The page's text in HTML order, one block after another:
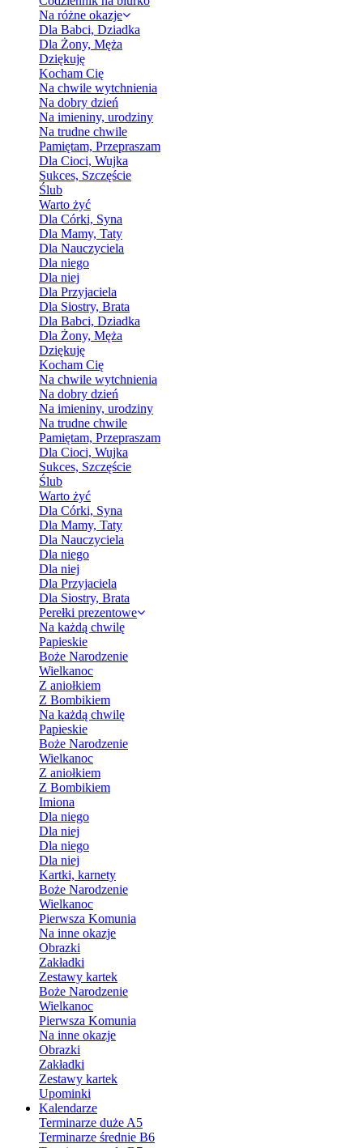
Na różne okazje
Dla Babci, Dziadka
Dla Żony, Męża
Dziękuję
Kocham Cię
Na chwile wytchnienia
Na dobry dzień
Na imieniny, urodziny
Na trudne chwile
Pamiętam, Przepraszam
Dla Cioci, Wujka
Sukces, Szczęście
Ślub
Warto żyć
Dla Córki, Syna
Dla Mamy, Taty
Dla Nauczyciela
Dla niego
Dla niej
Dla Przyjaciela
Dla Siostry, Brata
Dla Babci, Dziadka
Dla Żony, Męża
Dziękuję
Kocham Cię
Na chwile wytchnienia
Na dobry dzień
Na imieniny, urodziny
Na trudne chwile
Pamiętam, Przepraszam
Dla Cioci, Wujka
Sukces, Szczęście
Ślub
Warto żyć
Dla Córki, Syna
Dla Mamy, Taty
Dla Nauczyciela
Dla niego
Dla niej
Dla Przyjaciela
Dla Siostry, Brata
Perełki prezentowe
Na każdą chwilę
Papieskie
Boże Narodzenie
Wielkanoc
Z aniołkiem
Z Bombikiem
Na każdą chwilę
Papieskie
Boże Narodzenie
Wielkanoc
Z aniołkiem
Z Bombikiem
Imiona
Dla niego
Dla niej
Dla niego
Dla niej
Kartki, karnety
Boże Narodzenie
Wielkanoc
Pierwsza Komunia
Na inne okazje
Obrazki
Zakładki
Zestawy kartek
Boże Narodzenie
Wielkanoc
Pierwsza Komunia
Na inne okazje
Obrazki
Zakładki
Zestawy kartek
Upominki
Kalendarze
Terminarze duże A5
Terminarze średnie B6